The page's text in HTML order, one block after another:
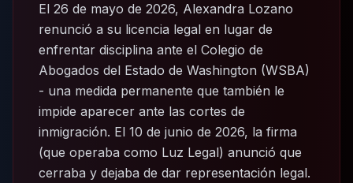
El 26 de mayo de 2026, Alexandra Lozano
renunció a su licencia legal en lugar de
enfrentar disciplina ante el Colegio de
Abogados del Estado de Washington (WSBA)
- una medida permanente que también le
impide aparecer ante las cortes de
inmigración. El 10 de junio de 2026, la firma
(que operaba como Luz Legal) anunció que
cerraba y dejaba de dar representación legal.